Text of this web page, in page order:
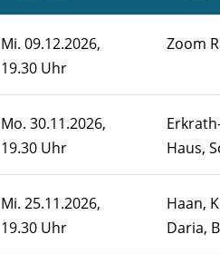
Mi. 09.12.2026,
19.30 Uhr
Zoom
Mo. 30.11.2026,
19.30 Uhr
Haus,
Mi. 25.11.2026,
19.30 Uhr
Haan,
Daria,